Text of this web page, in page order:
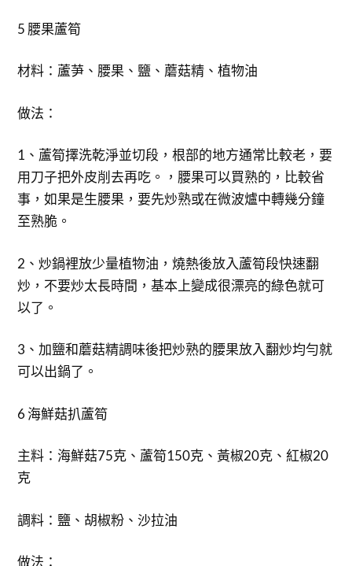
5 腰果蘆筍
材料：蘆芛、腰果、鹽、蘑菇精、植物油
做法：
1、蘆筍擇洗乾淨並切段，根部的地方通常比較老，要
用刀子把外皮削去再吃。，腰果可以買熟的，比較省
事，如果是生腰果，要先炒熟或在微波爐中轉幾分鐘
至熟脆。
2、炒鍋裡放少量植物油，燒熱後放入蘆筍段快速翻
炒，不要炒太長時間，基本上變成很漂亮的綠色就可
以了。
3、加鹽和蘑菇精調味後把炒熟的腰果放入翻炒均勻就
可以出鍋了。
6 海鮮菇扒蘆筍
主料：海鮮菇75克、蘆筍150克、黃椒20克、紅椒20
克
調料：鹽、胡椒粉、沙拉油
做法：